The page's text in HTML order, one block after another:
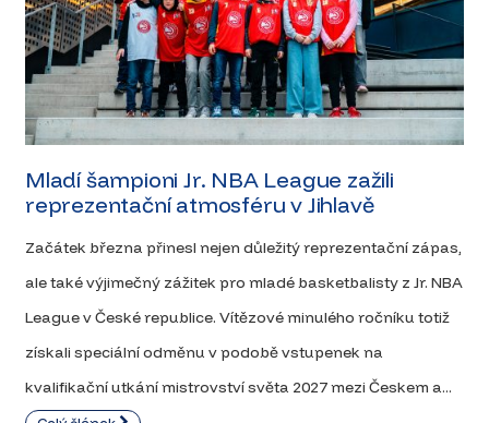
Mladí šampioni Jr. NBA League zažili
reprezentační atmosféru v Jihlavě
Začátek března přinesl nejen důležitý reprezentační zápas,
ale také výjimečný zážitek pro mladé basketbalisty z Jr. NBA
League v České republice. Vítězové minulého ročníku totiž
získali speciální odměnu v podobě vstupenek na
kvalifikační utkání mistrovství světa 2027 mezi Českem a...